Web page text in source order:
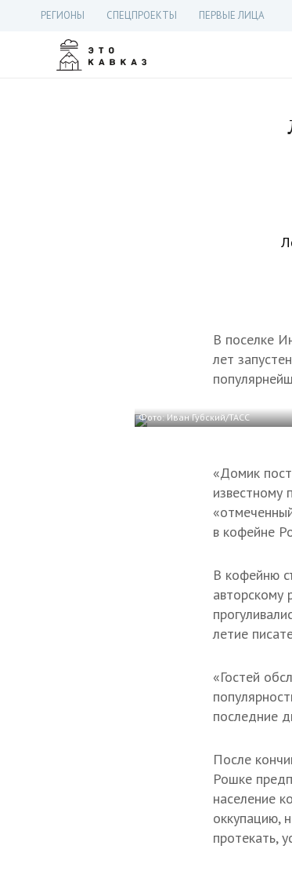
РЕГИОНЫ СПЕЦПРОЕКТЫ ПЕРВЫЕ ЛИЦА
В поселке
лет
Фото: Иван Губский/ТАСС
«Домик
известному
в кофейне
В кофейню
авторскому
летие
«Гостей
последние
После
Рошке
население
оккупацию,
протекать,